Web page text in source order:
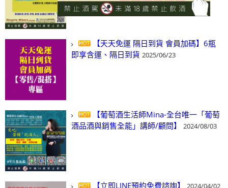
【天天免運 隔日到貨 會員加碼】6瓶
即享含運、隔日到貨 2025/06/23
【葡萄酒生活師Mina-全台唯一「葡萄
酒品酒與銷售全能」講師/顧問】
2024/08/03
【立即LINE預約免費諮詢】 2024/04/02